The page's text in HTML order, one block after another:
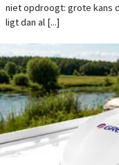
niet opdroogt: grote kans
ligt dan al [...]